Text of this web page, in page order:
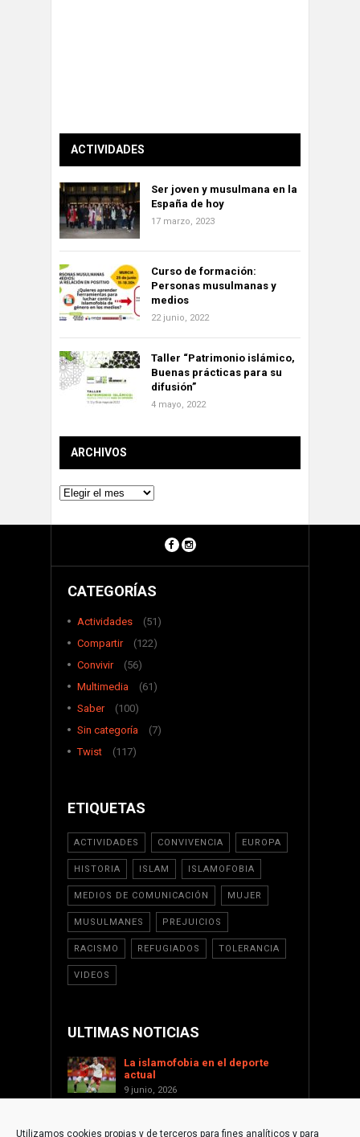
Utilizamos cookies propias y de terceros para fines analíticos y para
ACTIVIDADES
Ser joven y musulmana en la
España de hoy
17 marzo, 2023
Curso de formación:
Personas musulmanas y
medios
22 junio, 2022
Taller “Patrimonio islámico,
Buenas prácticas para su
difusión”
4 mayo, 2022
ARCHIVOS
Archivos
CATEGORÍAS
Actividades
(51)
Compartir
(122)
Convivir
(56)
Multimedia
(61)
Saber
(100)
Sin categoría
(7)
Twist
(117)
ETIQUETAS
ACTIVIDADES CONVIVENCIA EUROPA
HISTORIA ISLAM ISLAMOFOBIA
MEDIOS DE COMUNICACIÓN MUJER
MUSULMANES PREJUICIOS
RACISMO REFUGIADOS TOLERANCIA
VIDEOS
ULTIMAS NOTICIAS
La islamofobia en el deporte
actual
9 junio, 2026